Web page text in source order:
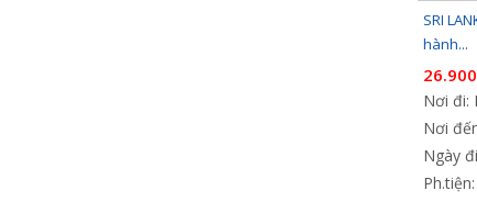
SRI
hành...
Nơi đi:
Nơi
Ngày